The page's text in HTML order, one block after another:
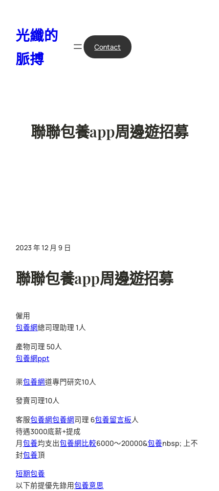
光纖的
脈搏
Contact
聯聯包養app周邊遊招募
2023 年 12 月 9 日
聯聯包養app周邊遊招募
僱用
包養網總司理助理 1人
產物司理 50人
包養網ppt
渠包養網道專門研究10人
發賣司理10人
客服包養網包養網司理 6包養留言板人
待遇3000底薪+提成
月包養均支出包養網比較6000～20000&包養nbsp; 上不
封包養頂
短期包養
以下前提優先錄用包養意思